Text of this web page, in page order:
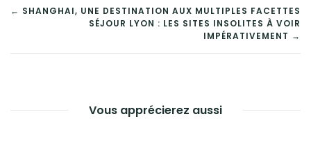
NAVIGATION
DE
← SHANGHAI, UNE DESTINATION AUX MULTIPLES FACETTES
SÉJOUR LYON : LES SITES INSOLITES À VOIR
IMPÉRATIVEMENT →
Vous apprécierez aussi